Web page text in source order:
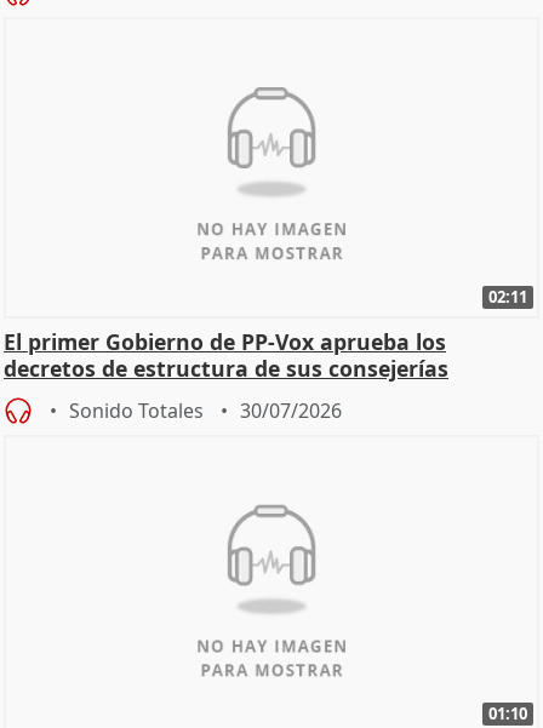
02:11
El primer Gobierno de PP-Vox aprueba los
decretos de estructura de sus consejerías
Sonido Totales 30/07/2026
01:10